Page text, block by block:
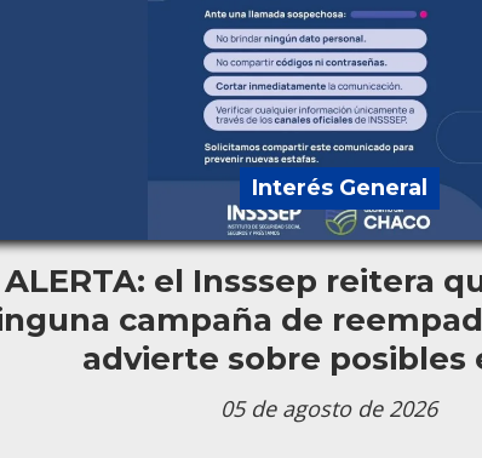
ALERTA: el Insssep reitera
campaña de
advierte sobre posibles
Interés General
05 de agosto de 2026